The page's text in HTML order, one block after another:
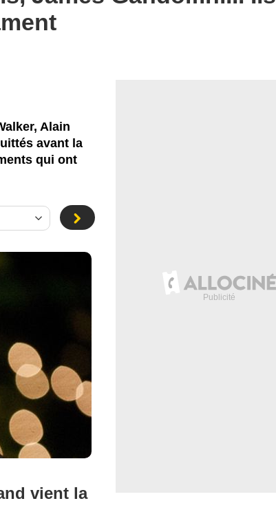
Alain
avant la
qui ont
vient la